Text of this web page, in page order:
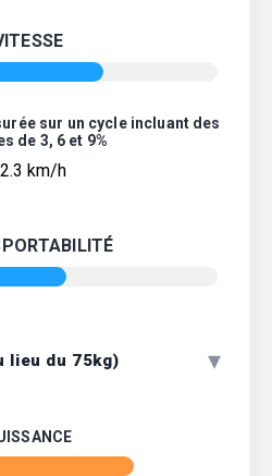
sur un cycle incluant des
de 3, 6 et 9%
km/h
lieu du 75kg) ▾